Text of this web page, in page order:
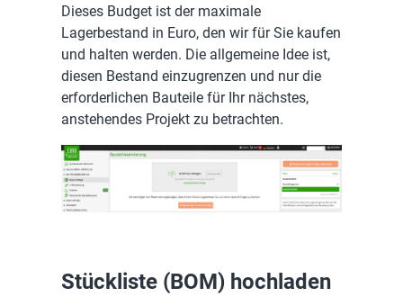
Dieses Budget ist der maximale
Lagerbestand in Euro, den wir für Sie kaufen
und halten werden. Die allgemeine Idee ist,
diesen Bestand einzugrenzen und nur die
erforderlichen Bauteile für Ihr nächstes,
anstehendes Projekt zu betrachten.
Stückliste (BOM) hochladen